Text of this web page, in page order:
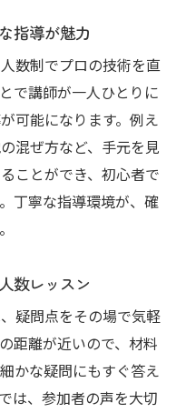
指導が魅力
数制でプロの技術を直
で講師が一人ひとりに
可能になります。例え
混ぜ方など、手元を見
ことができ、初心者で
丁寧な指導環境が、確
数レッスン
疑問点をその場で気軽
距離が近いので、材料
かな疑問にもすぐ答え
は、参加者の声を大切